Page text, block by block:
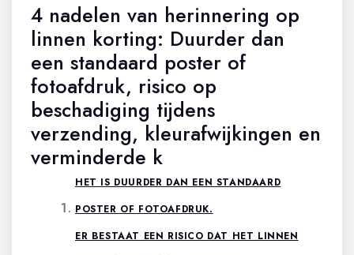
4 nadelen van herinnering op
linnen korting: Duurder dan
een standaard poster of
fotoafdruk, risico op
beschadiging tijdens
verzending, kleurafwijkingen en
verminderde k
HET IS DUURDER DAN EEN STANDAARD
POSTER OF FOTOAFDRUK.
ER BESTAAT EEN RISICO DAT HET LINNEN